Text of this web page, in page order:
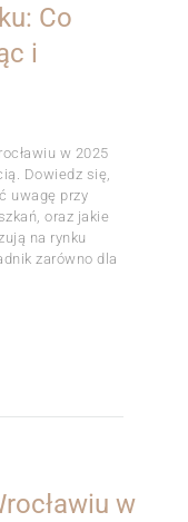
Co
i
w 2025
Dowiedz się,
uwagę przy
oraz jakie
na rynku
zarówno dla
w